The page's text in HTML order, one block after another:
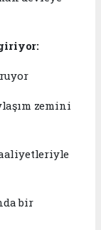
zemini
bir